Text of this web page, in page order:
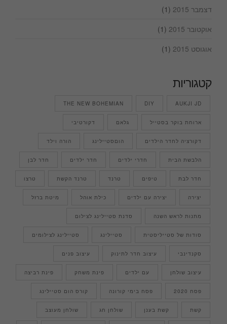
דצמבר 2015
(1)
אוקטובר 2015
(1)
אוגוסט 2015
(1)
קטגוריות
AUKJI JD
DIY
THE NEW BOHEMIAN
ארוחת בוקר בסטייל גלאם דקורטיבי
דקורציה לחדר הילדים הוםסטיילינג הורה וילד
הלבשת הבית חדרי ילדים חדר ילדים חדר לבן
חדר לבת טיפים טרנד טרנד הקשת טרצו
יצירה יצירה עם ילדים כילת אוהל מיטת ברזל
מתנות לראש השנה סדנת סטיילינג לצילום
סודות של סטייליסטית סטיילינג סטיילינג לצילומים
סקנדינבי עיצוב חדר לתינוק עיצוב פנים
עיצוב שולחן עם ילדים פינת משחק פינת רביצה
פסח 2020 פסח בימי קורונה קורס הום סטיילינג
קשת קשת בענן שולחן חג שולחן מעוצב